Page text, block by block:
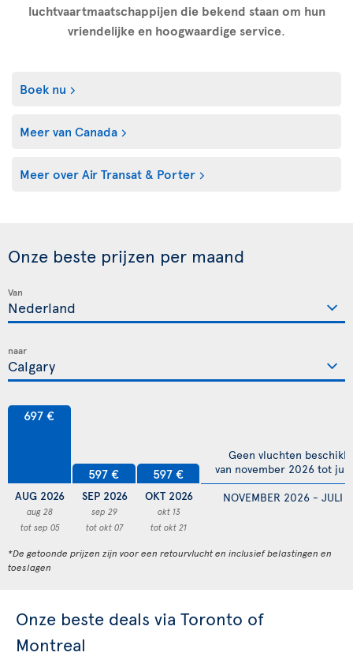
luchtvaartmaatschappijen die bekend staan om hun
vriendelijke en hoogwaardige service.
Boek nu
Meer van Canada
Meer over Air Transat & Porter
Onze beste prijzen per maand
Van
naar
697 €
AUG 2026
aug 28
tot sep 05
597 €
SEP 2026
sep 29
tot okt 07
597 €
OKT 2026
okt 13
tot okt 21
NOVEMBER 2026 - JULI
Geen vluchten
van november 2026 tot
*De getoonde prijzen zijn voor een retourvlucht en inclusief belastingen en
toeslagen
Onze beste deals via Toronto of
Montreal